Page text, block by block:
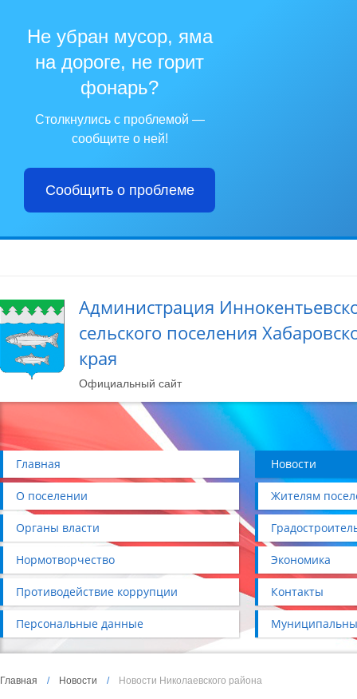
Не убран мусор, яма
на дороге, не горит
фонарь?
Столкнулись с проблемой —
сообщите о ней!
Сообщить о проблеме
Администрация
сельского поселения
края
Официальный сайт
Главная Новости
О поселении Жителям
Органы власти
Нормотворчество Экономика
Противодействие коррупции Контакты
Персональные данные
Главная / Новости / Новости Николаевского района